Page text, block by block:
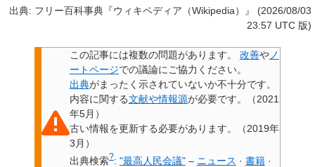
出典: フリー百科事典『ウィキペディア（Wikipedia）』 (2026/08/03
23:57 UTC 版)
この記事には複数の問題があります。 改善やノ
ートページでの議論にご協力ください。
出典がまったく示されていないか不十分です。
内容に関する文献や情報源が必要です。 （2021
年5月 ）
古い情報を更新する必要があります。 （2019年
3月 ）
出典検索?: "最高人民会議" – ニュース · 書籍 ·